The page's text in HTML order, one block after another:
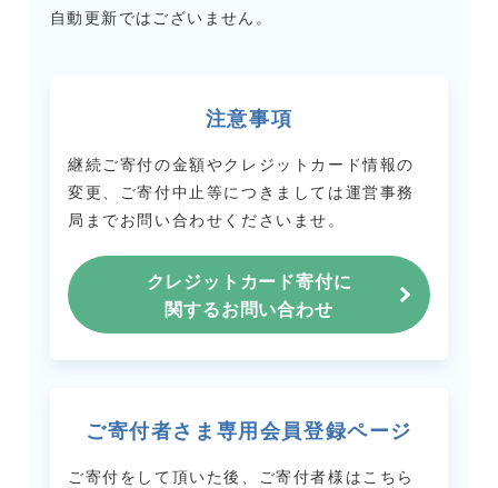
自動更新ではございません。
注意事項
継続ご寄付の金額やクレジットカード情報の
変更、ご寄付中止等につきましては運営事務
局までお問い合わせくださいませ。
クレジットカード寄付に
関するお問い合わせ
ご寄付者さま専用会員登録ページ
ご寄付をして頂いた後、ご寄付者様はこちら